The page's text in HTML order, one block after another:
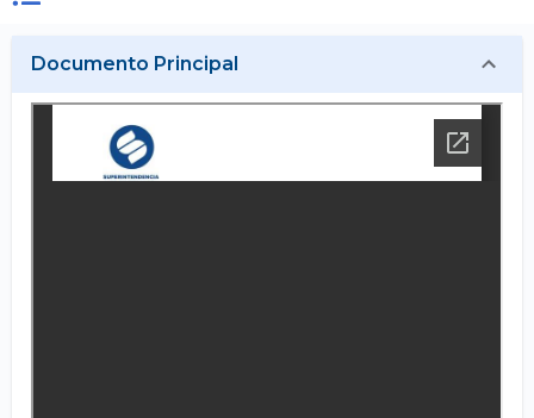
Documento Principal